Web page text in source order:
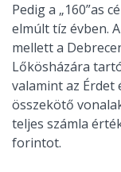
Pedig a „160”as
elmúlt tíz évben.
mellett a
Lőkösházára
valamint az Érdet
összekötő
teljes számla
forintot.